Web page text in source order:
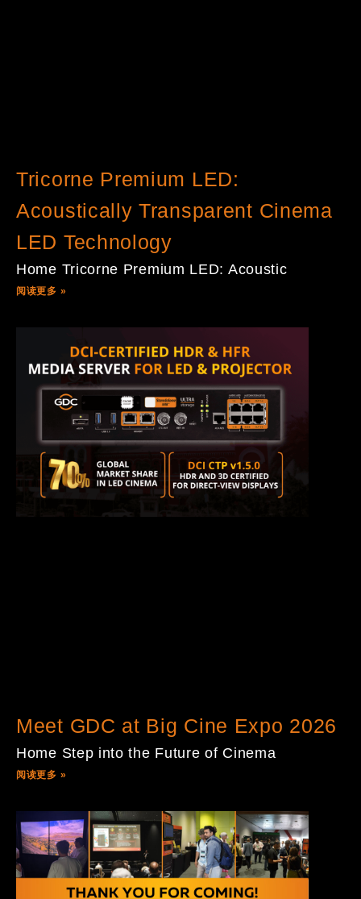
Tricorne Premium LED:
Acoustically Transparent Cinema
LED Technology
Home Tricorne Premium LED: Acoustic
阅读更多 »
Meet GDC at Big Cine Expo 2026
Home Step into the Future of Cinema
阅读更多 »